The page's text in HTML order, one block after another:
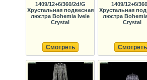
1409/12+6/360/2d/G
Хрустальная подвесная
люстра Bohemia Ivele
Crystal
Смотреть
1409/12+6/
Хрустальная
люстра
Crystal
Смотреть